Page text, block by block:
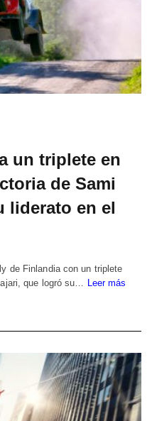
un triplete en
de Sami
liderato en el
de Finlandia con un triplete
que logró su…
Leer más